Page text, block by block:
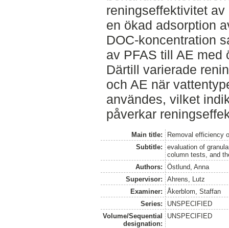
reningseffektivitet
en ökad adsorption
DOC-koncentration
av PFAS till AE med
Därtill varierade
och AE när
användes, vilket
påverkar
Main title:
Removal efficiency
Subtitle:
evaluation of
column tests, and
Authors:
Östlund, Anna
Supervisor:
Ahrens, Lutz
Examiner:
Åkerblom, Staffan
Series:
UNSPECIFIED
Volume/Sequential
designation:
UNSPECIFIED